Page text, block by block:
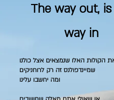
The way out,
way in
הקולות האלו שנמצאים אצל כולנו
ומה יחשבו עלינו